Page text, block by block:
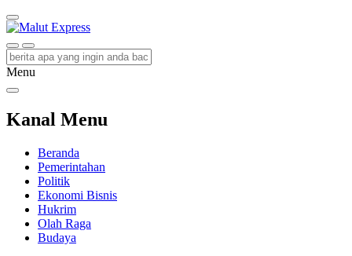
Malut Express
Berita Lebih Cepat
Menu
Kanal Menu
Beranda
Pemerintahan
Politik
Ekonomi Bisnis
Hukrim
Olah Raga
Budaya